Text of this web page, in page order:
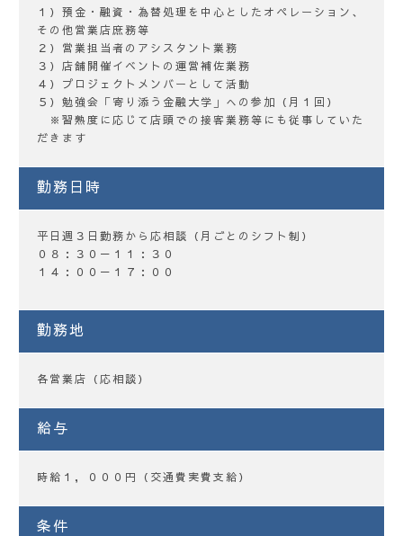
１）預金・融資・為替処理を中心としたオペレーション、
その他営業店庶務等
２）営業担当者のアシスタント業務
３）店舗開催イベントの運営補佐業務
４）プロジェクトメンバーとして活動
５）勉強会「寄り添う金融大学」への参加（月１回）
※習熟度に応じて店頭での接客業務等にも従事していた
だきます
勤務日時
平日週３日勤務から応相談（月ごとのシフト制）
０８：３０－１１：３０
１４：００－１７：００
勤務地
各営業店（応相談）
給与
時給１，０００円（交通費実費支給）
条件